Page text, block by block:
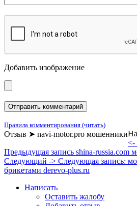
Добавить изображение
Правила комментирования (читать)
Отзыв ➤ navi-motor.pro мошенники
<-
Предыдущая запись shina-russia.com
Следующий -> Следующая запись:
брикетами derevo-plus.ru
Написать
Оставить жалобу